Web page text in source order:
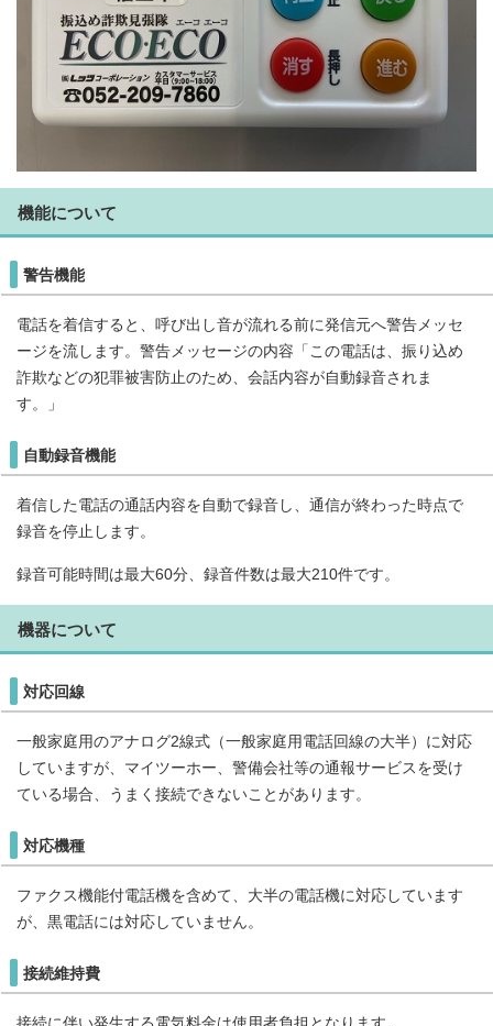
機能について
警告機能
電話を着信すると、呼び出し音が流れる前に発信元へ警告メッセ
ージを流します。警告メッセージの内容「この電話は、振り込め
詐欺などの犯罪被害防止のため、会話内容が自動録音されま
す。」
自動録音機能
着信した電話の通話内容を自動で録音し、通信が終わった時点で
録音を停止します。
録音可能時間は最大60分、録音件数は最大210件です。
機器について
対応回線
一般家庭用のアナログ2線式（一般家庭用電話回線の大半）に対応
していますが、マイツーホー、警備会社等の通報サービスを受け
ている場合、うまく接続できないことがあります。
対応機種
ファクス機能付電話機を含めて、大半の電話機に対応しています
が、黒電話には対応していません。
接続維持費